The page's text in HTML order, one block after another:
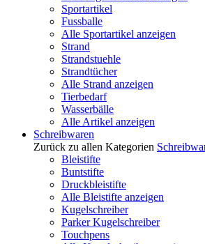
Sportartikel
Fussballe
Alle Sportartikel anzeigen
Strand
Strandstuehle
Strandtücher
Alle Strand anzeigen
Tierbedarf
Wasserbälle
Alle Artikel anzeigen
Schreibwaren
Zurück zu allen Kategorien
Bleistifte
Buntstifte
Druckbleistifte
Alle Bleistifte anzeigen
Kugelschreiber
Parker Kugelschreiber
Touchpens